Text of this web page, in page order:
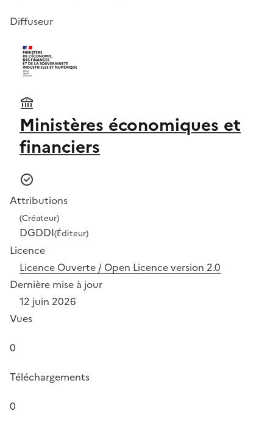
Diffuseur
Ministères économiques et
financiers
Attributions
(Créateur)
DGDDI(Éditeur)
Licence
Licence Ouverte / Open Licence version 2.0
Dernière mise à jour
12 juin 2026
Vues
0
Téléchargements
0